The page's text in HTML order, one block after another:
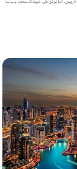
الترويجي، كما توافق على شروط الاستخدام وسياسة